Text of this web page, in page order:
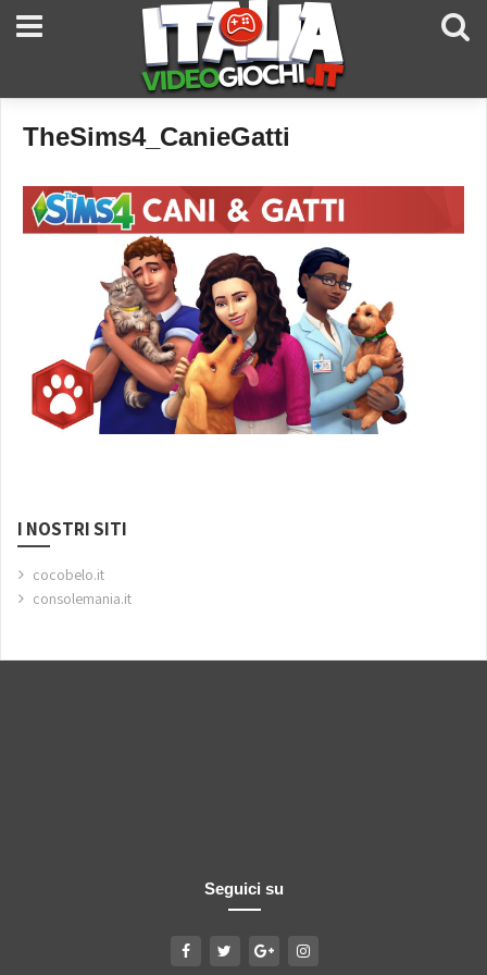
TheSims4_CanieGatti
I NOSTRI SITI
cocobelo.it
consolemania.it
Seguici su